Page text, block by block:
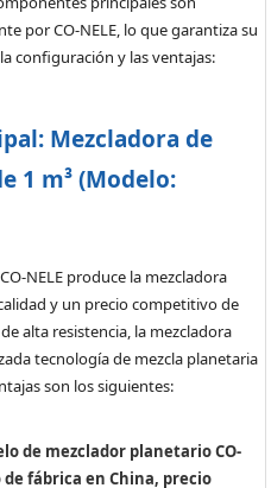
por CO-NELE, lo que garantiza su
configuración y las ventajas:
Mezcladora de
1 m³ (Modelo:
NELE produce la mezcladora
y un precio competitivo de
alta resistencia, la mezcladora
tecnología de mezcla planetaria
son los siguientes:
de mezclador planetario CO-
de fábrica en China, precio